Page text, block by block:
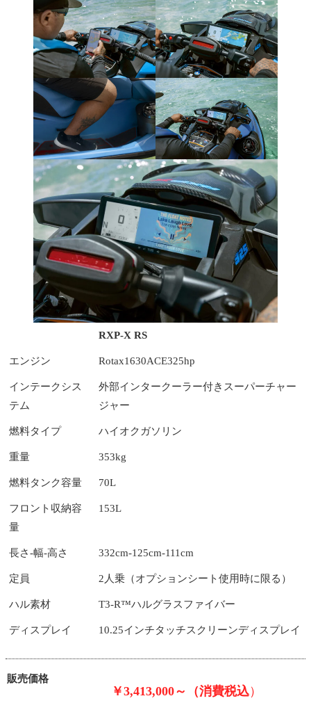
RXP-X RS
エンジン Rotax1630ACE325hp
インテークシス
テム
外部インタークーラー付きスーパーチャー
ジャー
燃料タイプ ハイオクガソリン
重量 353kg
燃料タンク容量 70L
フロント収納容
量
153L
長さ-幅-高さ 332cm-125cm-111cm
定員 2人乗（オプションシート使用時に限る）
ハル素材 T3-R™ハルグラスファイバー
ディスプレイ 10.25インチタッチスクリーンディスプレイ
販売価格
￥3,413,000～（消費税込）